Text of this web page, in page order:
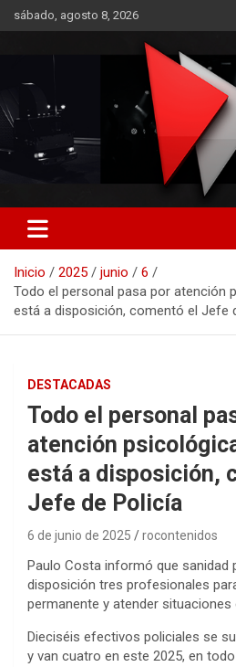
Saltar
al
sábado, agosto 8, 2026
RO CONTENIDOS
Inicio 2025 junio
6
Todo el personal pasa por atención
está a disposición, comentó el Jefe
DESTACADAS
Todo el personal
atención
está a disposición,
Jefe de Policía
6 de junio de 2025 rocontenidos
Paulo Costa informó que sanidad
disposición tres profesionales
permanente y atender situaciones
Dieciséis efectivos policiales se
y van cuatro en este 2025, en todo